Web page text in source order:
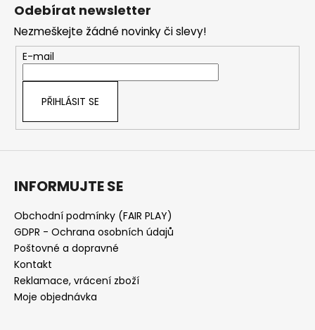
a
c
í
p
k
v
s
u
Odebírat newsletter
Nezmeškejte žádné novinky či slevy!
E-mail
PŘIHLÁSIT SE
INFORMUJTE SE
Obchodní podmínky (FAIR PLAY)
GDPR - Ochrana osobních údajů
Poštovné a dopravné
Kontakt
Reklamace, vrácení zboží
Moje objednávka